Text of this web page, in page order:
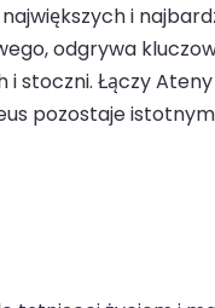
i
odgrywa
stoczni. Łączy
pozostaje